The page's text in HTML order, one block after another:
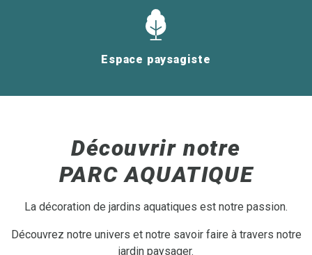
Espace paysagiste
Découvrir notre
PARC AQUATIQUE
La décoration de jardins aquatiques est notre passion.
Découvrez notre univers et notre savoir faire à travers notre
jardin paysager.